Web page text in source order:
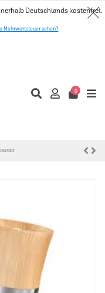
Deutschlands kostenfrei.
Mehrwertsteuer sehen?
0